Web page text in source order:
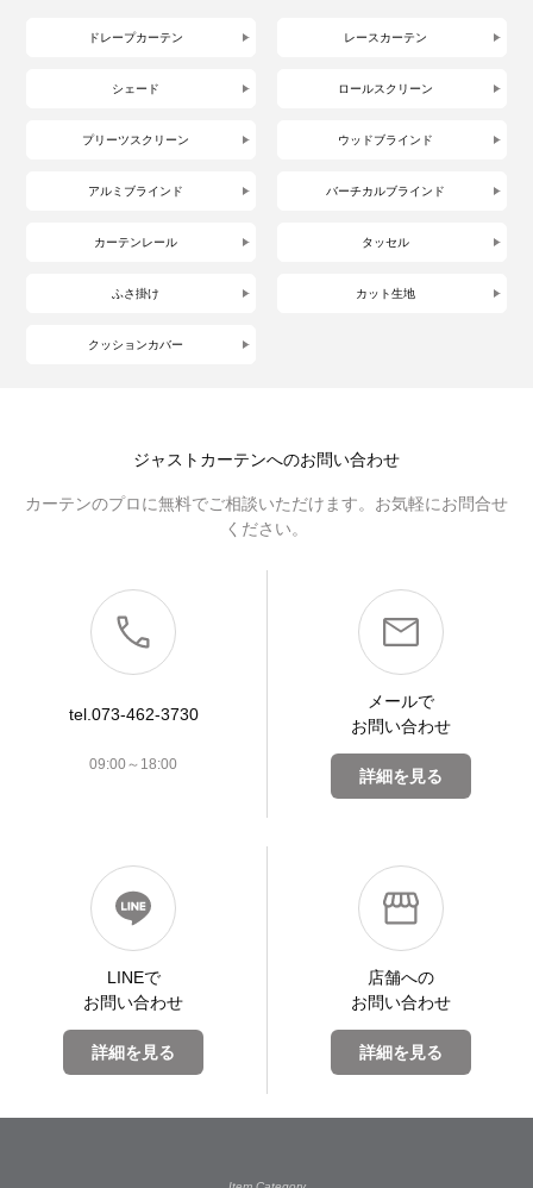
ドレープカーテン レースカーテン
シェード ロールスクリーン
プリーツスクリーン ウッドブラインド
アルミブラインド バーチカルブラインド
カーテンレール タッセル
ふさ掛け カット生地
クッションカバー
ジャストカーテンへのお問い合わせ
カーテンのプロに無料でご相談いただけます。お気軽にお問合せ
ください。
tel.073-462-3730
09:00～18:00
メールで
お問い合わせ
詳細を見る
LINEで
お問い合わせ
詳細を見る
店舗への
お問い合わせ
詳細を見る